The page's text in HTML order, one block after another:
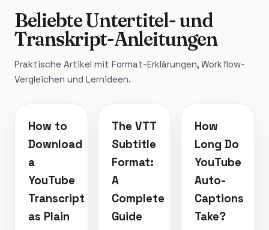
Beliebte Untertitel- und
Transkript-Anleitungen
Praktische Artikel mit Format-Erklärungen, Workflow-
Vergleichen und Lernideen.
How to
Download
a
YouTube
Transcript
as Plain
The VTT
Subtitle
Format:
A
Complete
Guide
How
Long Do
YouTube
Auto-
Captions
Take?